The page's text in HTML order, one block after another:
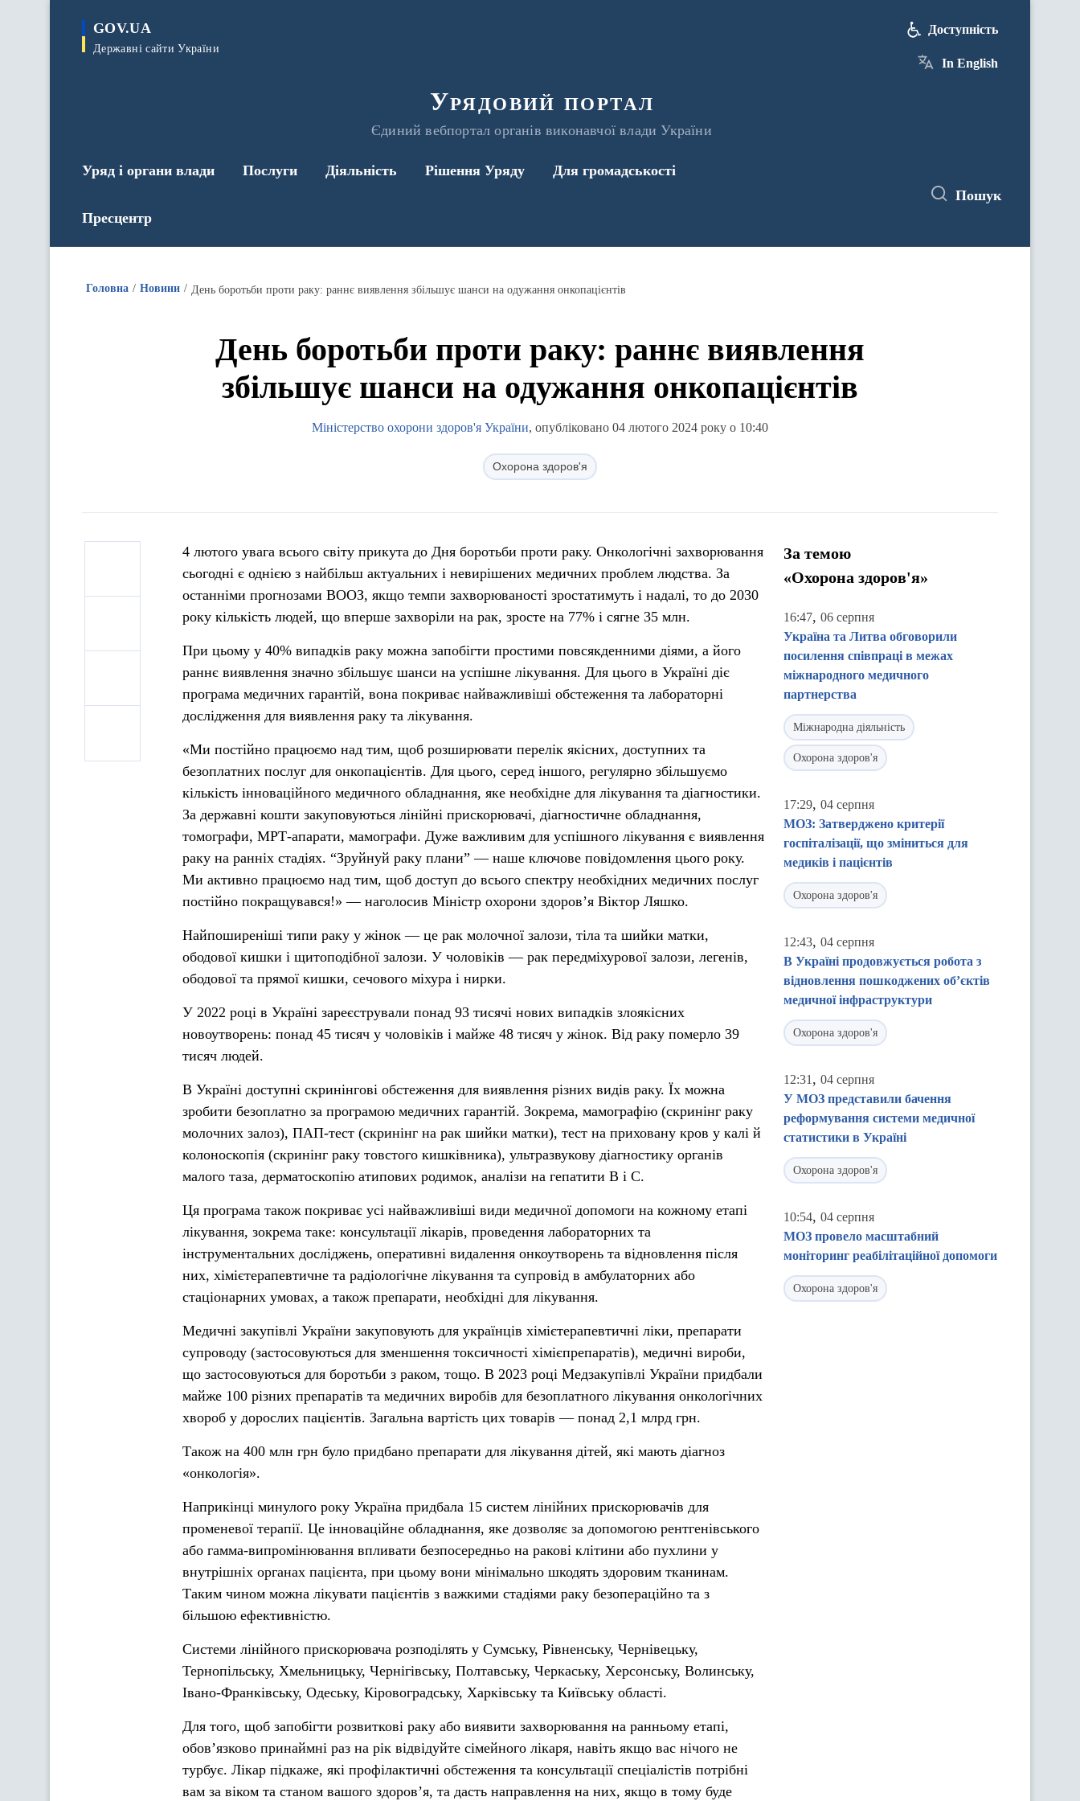
GOV.UA
Державні сайти України
Урядовий портал
Єдиний вебпортал органів виконавчої влади України
Доступність
In English
Уряд і органи влади Послуги Діяльність Рішення Уряду Для громадськості
Пресцентр
Пошук
Головна Новини День боротьби проти раку: раннє виявлення збільшує шанси на одужання онкопацієнтів
День боротьби проти раку: раннє виявлення
збільшує шанси на одужання онкопацієнтів
Міністерство охорони здоров'я України, опубліковано 04 лютого 2024 року о 10:40
Охорона здоров'я
4 лютого увага всього світу прикута до Дня боротьби проти раку. Онкологічні захворювання
сьогодні є однією з найбільш актуальних і невирішених медичних проблем людства. За
останніми прогнозами ВООЗ, якщо темпи захворюваності зростатимуть і надалі, то до 2030
року кількість людей, що вперше захворіли на рак, зросте на 77% і сягне 35 млн.
При цьому у 40% випадків раку можна запобігти простими повсякденними діями, а його
раннє виявлення значно збільшує шанси на успішне лікування. Для цього в Україні діє
програма медичних гарантій, вона покриває найважливіші обстеження та лабораторні
дослідження для виявлення раку та лікування.
«Ми постійно працюємо над тим, щоб розширювати перелік якісних, доступних та
безоплатних послуг для онкопацієнтів. Для цього, серед іншого, регулярно збільшуємо
кількість інноваційного медичного обладнання, яке необхідне для лікування та діагностики.
За державні кошти закуповуються лінійні прискорювачі, діагностичне обладнання,
томографи, МРТ-апарати, мамографи. Дуже важливим для успішного лікування є виявлення
раку на ранніх стадіях. “Зруйнуй раку плани” — наше ключове повідомлення цього року.
Ми активно працюємо над тим, щоб доступ до всього спектру необхідних медичних послуг
постійно покращувався!» — наголосив Міністр охорони здоров’я Віктор Ляшко.
Найпоширеніші типи раку у жінок — це рак молочної залози, тіла та шийки матки,
ободової кишки і щитоподібної залози. У чоловіків — рак передміхурової залози, легенів,
ободової та прямої кишки, сечового міхура і нирки.
У 2022 році в Україні зареєстрували понад 93 тисячі нових випадків злоякісних
новоутворень: понад 45 тисяч у чоловіків і майже 48 тисяч у жінок. Від раку померло 39
тисяч людей.
В Україні доступні скринінгові обстеження для виявлення різних видів раку. Їх можна
зробити безоплатно за програмою медичних гарантій. Зокрема, мамографію (скринінг раку
молочних залоз), ПАП-тест (скринінг на рак шийки матки), тест на приховану кров у калі й
колоноскопія (скринінг раку товстого кишківника), ультразвукову діагностику органів
малого таза, дерматоскопію атипових родимок, аналізи на гепатити В і С.
Ця програма також покриває усі найважливіші види медичної допомоги на кожному етапі
лікування, зокрема таке: консультації лікарів, проведення лабораторних та
інструментальних досліджень, оперативні видалення онкоутворень та відновлення після
них, хімієтерапевтичне та радіологічне лікування та супровід в амбулаторних або
стаціонарних умовах, а також препарати, необхідні для лікування.
Медичні закупівлі України закуповують для українців хімієтерапевтичні ліки, препарати
супроводу (застосовуються для зменшення токсичності хімієпрепаратів), медичні вироби,
що застосовуються для боротьби з раком, тощо. В 2023 році Медзакупівлі України придбали
майже 100 різних препаратів та медичних виробів для безоплатного лікування онкологічних
хвороб у дорослих пацієнтів. Загальна вартість цих товарів — понад 2,1 млрд грн.
Також на 400 млн грн було придбано препарати для лікування дітей, які мають діагноз
«онкологія».
Наприкінці минулого року Україна придбала 15 систем лінійних прискорювачів для
променевої терапії. Це інноваційне обладнання, яке дозволяє за допомогою рентгенівського
або гамма-випромінювання впливати безпосередньо на ракові клітини або пухлини у
внутрішніх органах пацієнта, при цьому вони мінімально шкодять здоровим тканинам.
Таким чином можна лікувати пацієнтів з важкими стадіями раку безопераційно та з
більшою ефективністю.
Системи лінійного прискорювача розподілять у Сумську, Рівненську, Чернівецьку,
Тернопільську, Хмельницьку, Чернігівську, Полтавську, Черкаську, Херсонську, Волинську,
Івано-Франківську, Одеську, Кіровоградську, Харківську та Київську області.
Для того, щоб запобігти розвиткові раку або виявити захворювання на ранньому етапі,
обов’язково принаймні раз на рік відвідуйте сімейного лікаря, навіть якщо вас нічого не
турбує. Лікар підкаже, які профілактичні обстеження та консультації спеціалістів потрібні
вам за віком та станом вашого здоров’я, та дасть направлення на них, якщо в тому буде
За темою
«Охорона здоров'я»
16:47, 06 серпня
Україна та Литва обговорили
посилення співпраці в межах
міжнародного медичного
партнерства
Міжнародна діяльність
Охорона здоров'я
17:29, 04 серпня
МОЗ: Затверджено критерії
госпіталізації, що зміниться для
медиків і пацієнтів
Охорона здоров'я
12:43, 04 серпня
В Україні продовжується робота з
відновлення пошкоджених об’єктів
медичної інфраструктури
Охорона здоров'я
12:31 , 04 серпня
У МОЗ представили бачення
реформування системи медичної
статистики в Україні
Охорона здоров'я
10:54, 04 серпня
МОЗ провело масштабний
моніторинг реабілітаційної допомоги
Охорона здоров'я